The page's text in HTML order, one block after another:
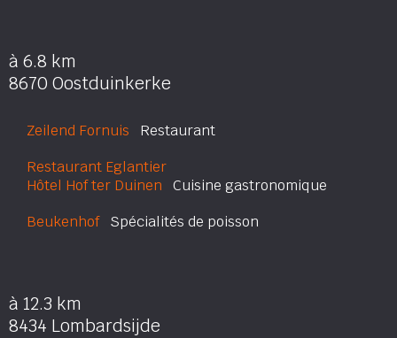
à 6.8 km
8670 Oostduinkerke
Zeilend Fornuis Restaurant
Restaurant Eglantier
Hôtel Hof ter Duinen Cuisine gastronomique
BeukenhofSpécialités de poisson
à 12.3 km
8434 Lombardsijde